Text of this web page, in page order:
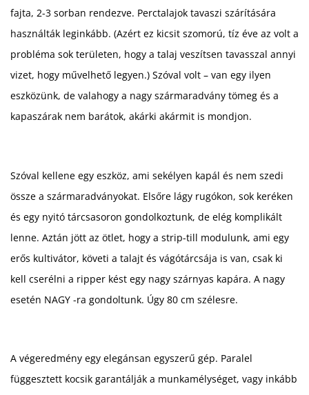
fajta, 2-3 sorban rendezve. Perctalajok tavaszi szárítására
használták leginkább. (Azért ez kicsit szomorú, tíz éve az volt a
probléma sok területen, hogy a talaj veszítsen tavasszal annyi
vizet, hogy művelhető legyen.) Szóval volt – van egy ilyen
eszközünk, de valahogy a nagy szármaradvány tömeg és a
kapaszárak nem barátok, akárki akármit is mondjon.
Szóval kellene egy eszköz, ami sekélyen kapál és nem szedi
össze a szármaradványokat. Elsőre lágy rugókon, sok keréken
és egy nyitó tárcsasoron gondolkoztunk, de elég komplikált
lenne. Aztán jött az ötlet, hogy a strip-till modulunk, ami egy
erős kultivátor, követi a talajt és vágótárcsája is van, csak ki
kell cserélni a ripper kést egy nagy szárnyas kapára. A nagy
esetén NAGY -ra gondoltunk. Úgy 80 cm szélesre.
A végeredmény egy elegánsan egyszerű gép. Paralel
függesztett kocsik garantálják a munkamélységet, vagy inkább